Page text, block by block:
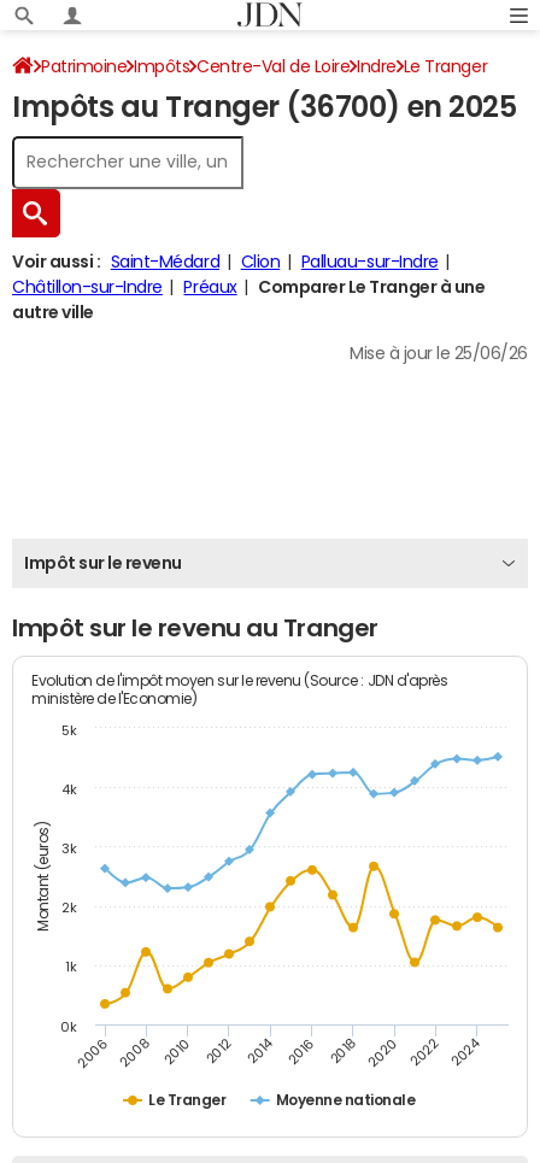
Patrimoine Impôts Centre-Val de Loire Indre Le Tranger
Impôt sur le revenu
Impôts au Tranger (36700) en 2025
Voir aussi : Saint-Médard Clion
Palluau-sur-Indre
Châtillon-sur-Indre
Préaux
Comparer Le Tranger à une
autre ville
Mise à jour le 25/06/26
Impôt sur le revenu
Impôt sur le revenu au Tranger
Montant (euros)
Evolution de l'impôt moyen sur le revenu (Source : JDN d'après
ministère de l'Economie)
Le Tranger Moyenne nationale
2006 2008 2010 2012 2014 2016 2018 2020 2022 2024
0k
1k
2k
3k
4k
5k